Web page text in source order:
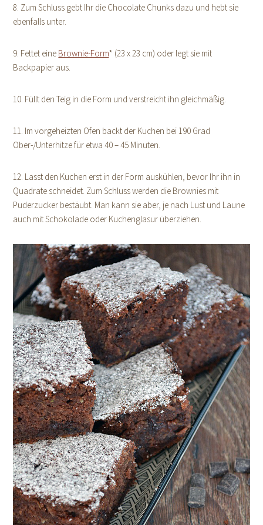
8. Zum Schluss gebt Ihr die Chocolate Chunks dazu und hebt sie
ebenfalls unter.
9. Fettet eine Brownie-Form* (23 x 23 cm) oder legt sie mit
Backpapier aus.
10. Füllt den Teig in die Form und verstreicht ihn gleichmäßig.
11. Im vorgeheizten Ofen backt der Kuchen bei 190 Grad
Ober-/Unterhitze für etwa 40 – 45 Minuten.
12. Lasst den Kuchen erst in der Form auskühlen, bevor Ihr ihn in
Quadrate schneidet. Zum Schluss werden die Brownies mit
Puderzucker bestäubt. Man kann sie aber, je nach Lust und Laune
auch mit Schokolade oder Kuchenglasur überziehen.